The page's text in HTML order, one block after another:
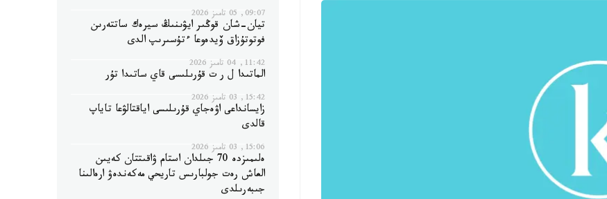
09:07, 05 تامىز 2026
تيان-شان قوڭىر ايۋىنىڭ سيرەك ساتتەرىن
فوتوتۇزاق ۆيدەوعا ءتۇسىرىپ الدى
11:42, 04 تامىز 2026
الماتىدا ل ر ت قۇرىلىسى قاي ساتىدا تۇر
15:42, 03 تامىز 2026
زايسانداعى اۋەجاي قۇرىلىسى اياقتالۋعا تاياپ
قالدى
15:06, 03 تامىز 2026
ەلىمىزدە 70 جىلدان استام ۋاقىتتان كەيىن
العاش رەت جولبارىس تاريحي مەكەندەۋ ارەالىنا
جىبەرىلدى